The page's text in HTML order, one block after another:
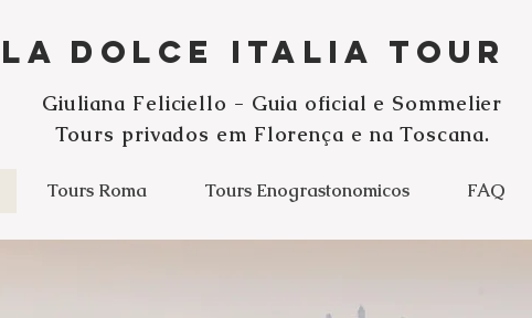
La Dolce Italia Tour
Giuliana Feliciello - Guia oficial e Sommelier
Tours privados em Florença e na Toscana.
Tours Roma Tours Enograstonomicos FAQ